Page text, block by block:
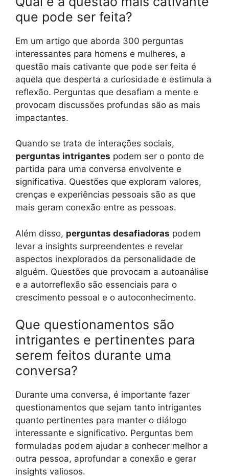
que pode ser feita?
Em um artigo que aborda 300 perguntas
interessantes para homens e mulheres, a
questão mais cativante que pode ser feita é
aquela que desperta a curiosidade e estimula a
reflexão. Perguntas que desafiam a mente e
provocam discussões profundas são as mais
impactantes.
Quando se trata de interações sociais,
perguntas intrigantes podem ser o ponto de
partida para uma conversa envolvente e
significativa. Questões que exploram valores,
crenças e experiências pessoais são as que
mais geram conexão entre as pessoas.
Além disso, perguntas desafiadoras podem
levar a insights surpreendentes e revelar
aspectos inexplorados da personalidade de
alguém. Questões que provocam a autoanálise
e a autorreflexão são essenciais para o
crescimento pessoal e o autoconhecimento.
Que questionamentos são
intrigantes e pertinentes para
serem feitos durante uma
conversa?
Durante uma conversa, é importante fazer
questionamentos que sejam tanto intrigantes
quanto pertinentes para manter o diálogo
interessante e significativo. Perguntas bem
formuladas podem ajudar a conhecer melhor a
outra pessoa, aprofundar a conexão e gerar
insights valiosos.